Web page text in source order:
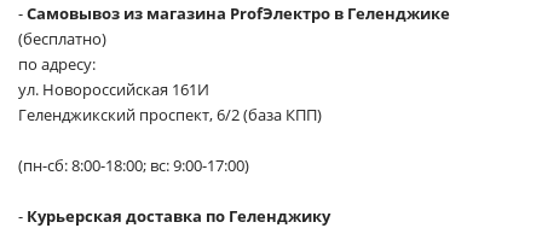
-Самовывоз из магазина ProfЭлектро в Геленджике
(бесплатно)
по адресу:
ул. Новороссийская 161И
Геленджикский проспект, 6/2 (база КПП)
(пн-сб: 8:00-18:00; вс: 9:00-17:00)
- Курьерская доставка по Геленджику